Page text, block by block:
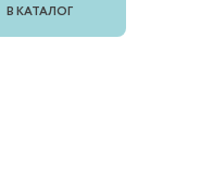
В КАТАЛОГ